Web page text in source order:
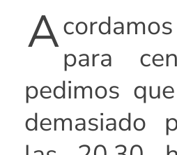
Apara
pedimos
demasiado